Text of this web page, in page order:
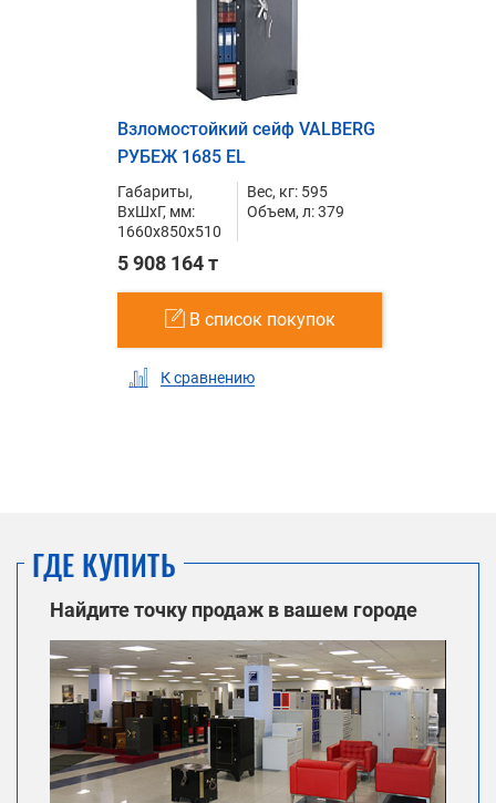
Взломостойкий сейф VALBERG
РУБЕЖ 1685 EL
Габариты,
ВxШxГ, мм:
1660x850x510
Вес, кг: 595
Объем, л: 379
5 908 164 т
В список покупок
К сравнению
ГДЕ КУПИТЬ
Найдите точку продаж в вашем городе